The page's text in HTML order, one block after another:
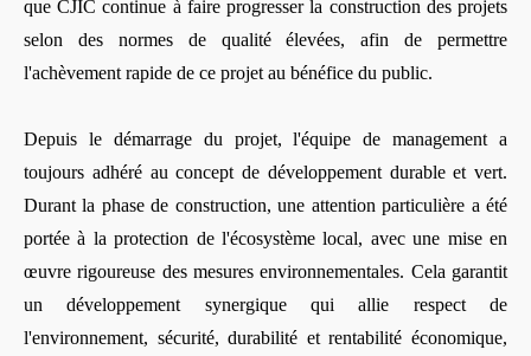
que CJIC continue à faire progresser la construction des projets
selon des normes de qualité élevées, afin de permettre
l'achèvement rapide de ce projet au bénéfice du public.
Depuis le démarrage du projet, l'équipe de management a
toujours adhéré au concept de développement durable et vert.
Durant la phase de construction, une attention particulière a été
portée à la protection de l'écosystème local, avec une mise en
œuvre rigoureuse des mesures environnementales. Cela garantit
un développement synergique qui allie respect de
l'environnement, sécurité, durabilité et rentabilité économique,